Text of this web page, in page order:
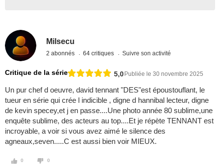
Milsecu
2 abonnés 64 critiques Suivre son activité
Critique de la série 5,0 Publiée le 30 novembre 2025
Un pur chef d oeuvre, david tennant "DES"est époustouflant, le
tueur en série qui crée l indicible , digne d hannibal lecteur, digne
de kevin specey,et j en passe....Une photo année 80 sublime,une
enquête sublime, des acteurs au top....Et je répète TENNANT est
incroyable, a voir si vous avez aimé le silence des
agneaux,seven.....C est aussi bien voir MIEUX.
0 0